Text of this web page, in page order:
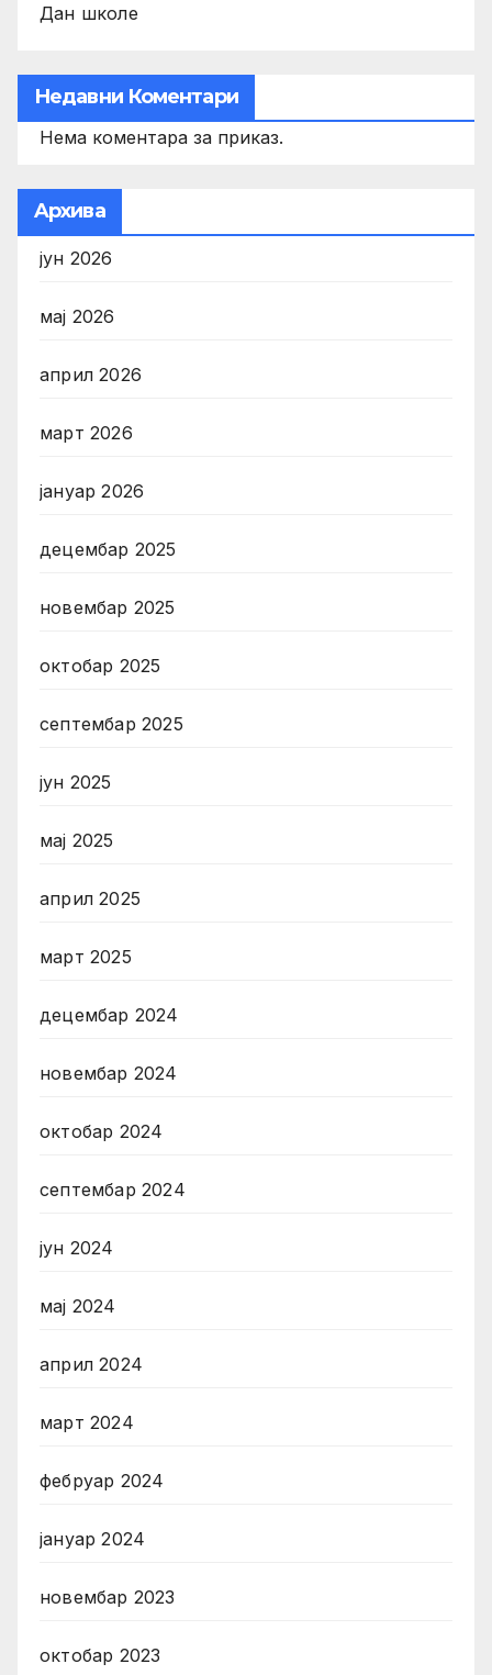
Дан школе
Недавни Коментари
Нема коментара за приказ.
Aрхива
јун 2026
мај 2026
април 2026
март 2026
јануар 2026
децембар 2025
новембар 2025
октобар 2025
септембар 2025
јун 2025
мај 2025
април 2025
март 2025
децембар 2024
новембар 2024
октобар 2024
септембар 2024
јун 2024
мај 2024
април 2024
март 2024
фебруар 2024
јануар 2024
новембар 2023
октобар 2023